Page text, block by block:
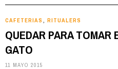
CAFETERIAS RITUALERS
QUEDAR PARA
GATO
11 MAYO 2015